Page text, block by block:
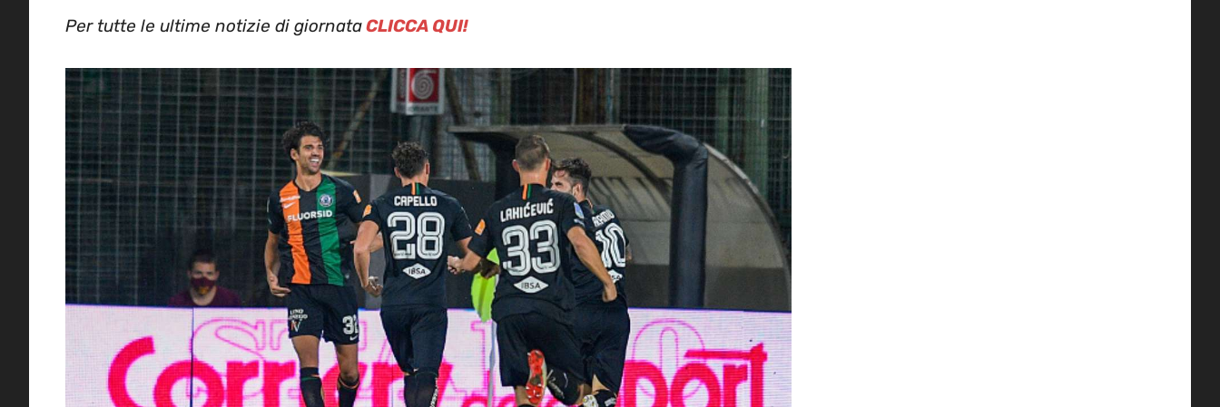
Per tutte le ultime notizie di giornataCLICCA QUI!